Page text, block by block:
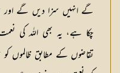
چکا ہے، یہ بھی اللہ کی
تقاضوں کے مطابق ظالموں